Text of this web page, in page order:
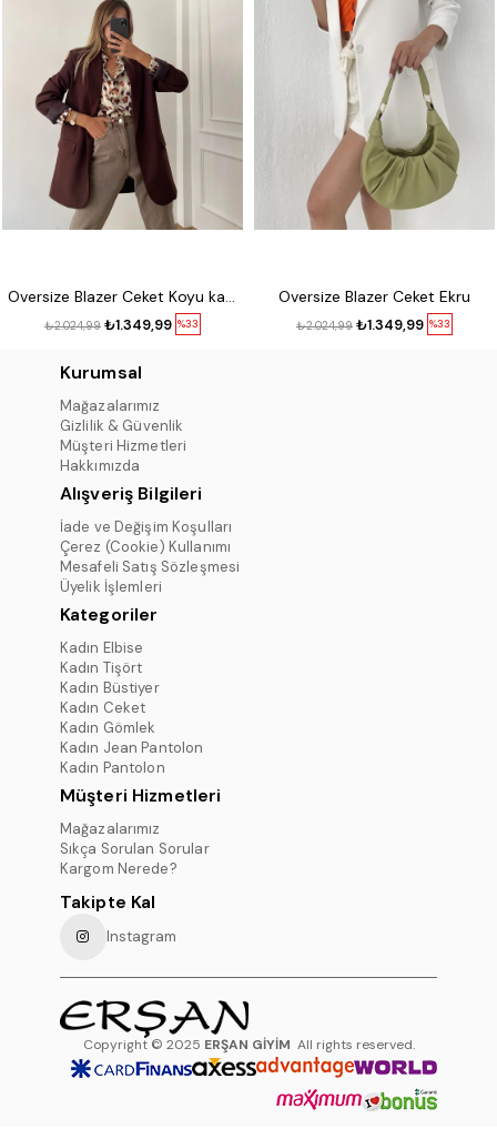
Oversize Blazer Ceket Koyu kahve
%33
₺1.349,99
₺2.024,99
Oversize Blazer Ceket Ekru
%33
₺1.349,99
₺2.024,99
Kurumsal
Mağazalarımız
Gizlilik & Güvenlik
Müşteri Hizmetleri
Hakkımızda
Alışveriş Bilgileri
İade ve Değişim Koşulları
Çerez (Cookie) Kullanımı
Mesafeli Satış Sözleşmesi
Üyelik İşlemleri
Kategoriler
Kadın Elbise
Kadın Tişört
Kadın Büstiyer
Kadın Ceket
Kadın Gömlek
Kadın Jean Pantolon
Kadın Pantolon
Müşteri Hizmetleri
Mağazalarımız
Sıkça Sorulan Sorular
Kargom Nerede?
Takipte Kal
Instagram
Copyright © 2025 ERŞAN GİYİM All rights reserved.